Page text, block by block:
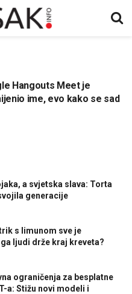
Hangouts Meet je
ime, evo kako se sad
a svjetska slava: Torta
generacije
s limunom sve je
ljudi drže kraj kreveta?
ograničenja za besplatne
a: Stižu novi modeli i